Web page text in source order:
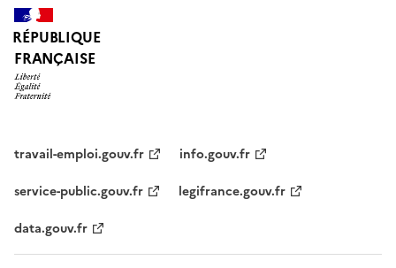
RÉPUBLIQUE
FRANÇAISE
travail-emploi.gouv.fr
info.gouv.fr
service-public.gouv.fr
legifrance.gouv.fr
data.gouv.fr